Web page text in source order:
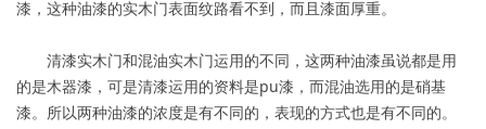
漆，这种油漆的实木门表面纹路看不到，而且漆面厚重。
清漆实木门和混油实木门运用的不同，这两种油漆虽说都是用
的是木器漆，可是清漆运用的资料是pu漆，而混油选用的是硝基
漆。所以两种油漆的浓度是有不同的，表现的方式也是有不同的。